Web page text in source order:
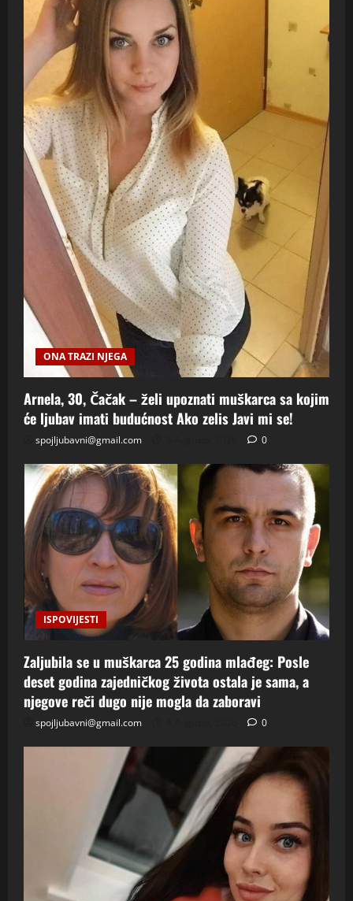
ONA TRAZI NJEGA
Arnela, 30, Čačak – želi upoznati muškarca sa kojim
će ljubav imati budućnost Ako zelis Javi mi se!
spojljubavni@gmail.com 0
ISPOVIJESTI
Zaljubila se u muškarca 25 godina mlađeg: Posle
deset godina zajedničkog života ostala je sama, a
njegove reči dugo nije mogla da zaboravi
spojljubavni@gmail.com 0